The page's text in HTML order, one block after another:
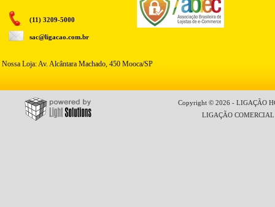
(11) 3209-5000
sac@ligacao.com.br
Nossa Loja: Av. Alcântara Machado, 450 Mooca/SP
Copyright © 2026 - LIGAÇÃO
LIGAÇÃO